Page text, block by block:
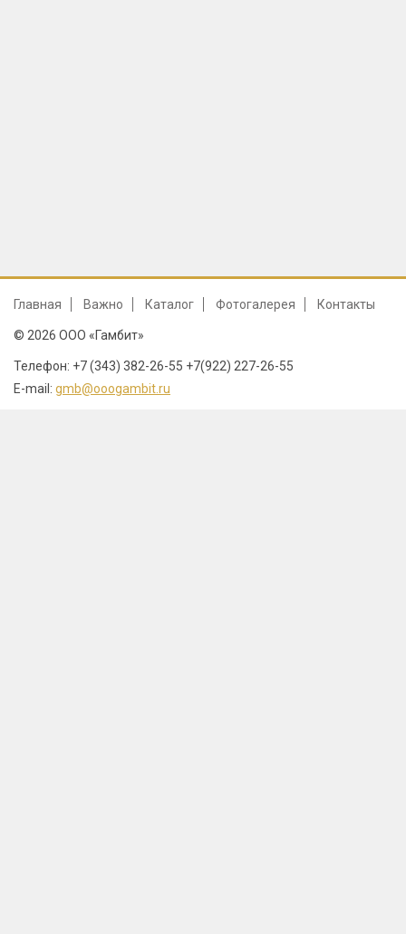
Главная Важно Каталог Фотогалерея Контакты
© 2026 ООО «Гамбит»
Телефон: +7 (343) 382-26-55 +7(922) 227-26-55
E-mail: gmb@ooogambit.ru